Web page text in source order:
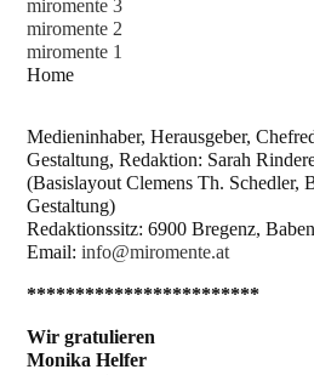
miromente 3
miromente 2
miromente 1
Home
Medieninhaber, Herausgeber,
Gestaltung, Redaktion: Sarah
(Basislayout Clemens Th. Schedler,
Gestaltung)
Redaktionssitz: 6900 Bregenz,
Email:info@miromente.at
************************
Wir gratulieren
Monika Helfer